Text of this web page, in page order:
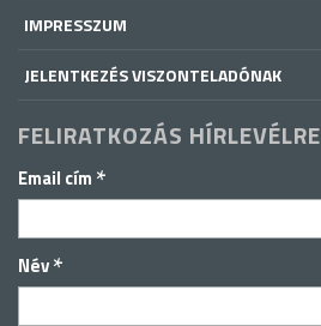
IMPRESSZUM
JELENTKEZÉS VISZONTELADÓNAK
FELIRATKOZÁS HÍRLEVÉLRE
Email cím *
Név*